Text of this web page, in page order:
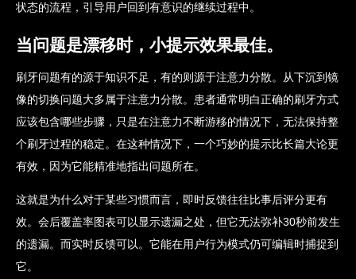
状态的流程，引导用户回到有意识的继续过程中。
当问题是漂移时，小提示效果最佳。
刷牙问题有的源于知识不足，有的则源于注意力分散。从下沉到镜
像的切换问题大多属于注意力分散。患者通常明白正确的刷牙方式
应该包含哪些步骤，只是在注意力不断游移的情况下，无法保持整
个刷牙过程的稳定。在这种情况下，一个巧妙的提示比长篇大论更
有效，因为它能精准地指出问题所在。
这就是为什么对于某些习惯而言，即时反馈往往比事后评分更有
效。会后覆盖率图表可以显示遗漏之处，但它无法弥补30秒前发生
的遗漏。而实时反馈可以。它能在用户行为模式仍可编辑时捕捉到
它。